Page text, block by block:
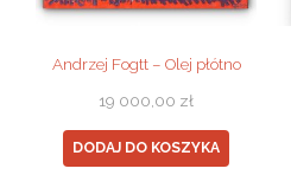
Andrzej Fogtt – Olej płótno
19 000,00 zł
DODAJ DO KOSZYKA